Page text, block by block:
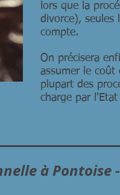
lors que la
divorce), seules
compte.
On précisera
assumer le
plupart des
charge par
à Pontoise